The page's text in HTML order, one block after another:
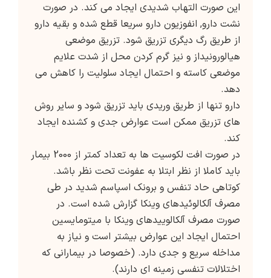
این صورت التهاب شدیدی ایجاد می کند. در صورت
نشت دارو, انفوزیون دارو سریعا قطع شده و بقیه دارو
از طریق رگ دیگری تزریق شود. تزریق موضعی
هیالورونیداز و نیز گرم کردن محل از شدت علایم
موضعی کاسته و احتمال ایجاد سلولیت را کاهش می
دهد.
دارو تنها از طریق وریدی باید تزریق شود و سایر روش
های تزریق ممکن است عوارض جدی و کشنده ایجاد
کند.
در صورت افت لکوسیت ها به تعداد کمتر از 2000 بیمار
باید کاملا از نظر ابتلا به عفونت تحت نظر باشد.
کوتاهی حاد تنفس و برونک اسپاسم شدید در طی
مصرف آلکالوئیدهای وینکا گزارش شده است. در
صورت مصرف آلکالوییدهای وینکا با میتومایسین
احتمال ایجاد این عوارض بیشتر است و نیاز به
مداخله سریع و جدی دارد. (خصوصا در بیمارانی که
اختلالات تنفسی زمینه ای دارند).